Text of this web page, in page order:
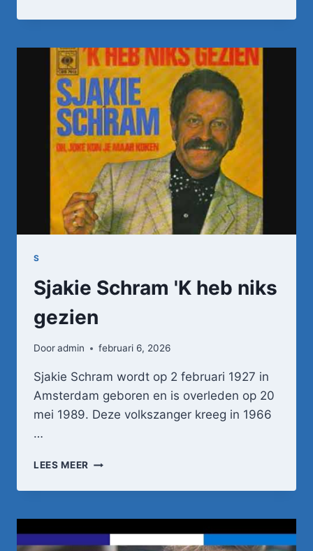
SOERABAJA
S
Sjakie Schram 'K heb niks
gezien
Dooradmin februari 6, 2026
Sjakie Schram wordt op 2 februari 1927 in
Amsterdam geboren en is overleden op 20
mei 1989. Deze volkszanger kreeg in 1966
…
LEES MEER SJAKIE
'K
NIKS
GEZIEN